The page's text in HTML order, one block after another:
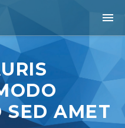
SED AMET